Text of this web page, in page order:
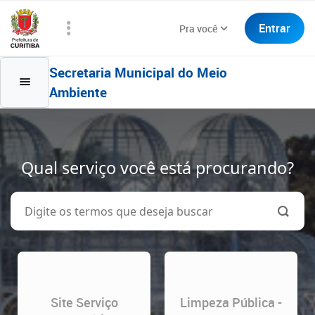
Pra você Entrar
Secretaria Municipal do Meio
Ambiente
Qual serviço você está procurando?
Site Serviço
Limpeza Pública -